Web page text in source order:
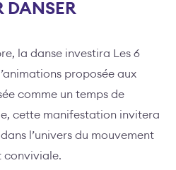
DANSER
la danse investira Les 6
proposée aux
comme un temps de
cette manifestation invitera
l’univers du mouvement
conviviale.